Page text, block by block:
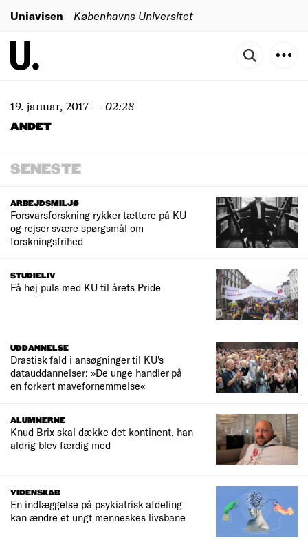
Uniavisen Københavns Universitet
19. januar, 2017—02:28
ANDET
SENESTE
ARBEJDSMILJØ
Forsvarsforskning rykker tættere på KU
og rejser svære spørgsmål om
forskningsfrihed
STUDIELIV
Få høj puls med KU til årets Pride
UDDANNELSE
Drastisk fald i ansøgninger til KU's
datauddannelser: »De unge handler på
en forkert mavefornemmelse«
ALUMNERNE
Knud Brix skal dække det kontinent, han
aldrig blev færdig med
VIDENSKAB
En indlæggelse på psykiatrisk afdeling
kan ændre et ungt menneskes livsbane